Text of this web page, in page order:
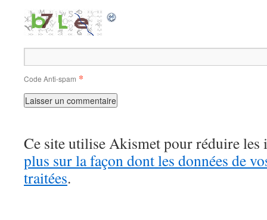
Code Anti-spam *
Ce site utilise Akismet pour réduire les
plus sur la façon dont les données de
traitées.